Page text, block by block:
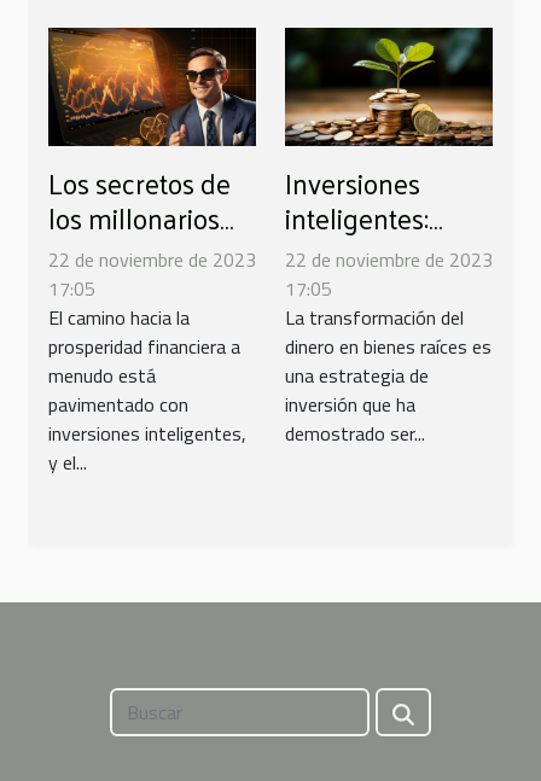
Los secretos de
los millonarios
para invertir en
bienes raíces
22 de noviembre de 2023
17:05
El camino hacia la
prosperidad financiera a
menudo está
pavimentado con
inversiones inteligentes,
y el...
Inversiones
inteligentes:
transforma tu
dinero en
propiedades
22 de noviembre de 2023
17:05
La transformación del
dinero en bienes raíces es
una estrategia de
inversión que ha
demostrado ser...